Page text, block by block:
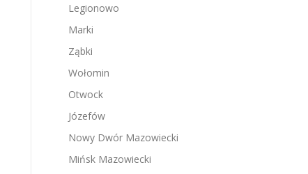
Legionowo
Marki
Ząbki
Wołomin
Otwock
Józefów
Nowy Dwór Mazowiecki
Mińsk Mazowiecki